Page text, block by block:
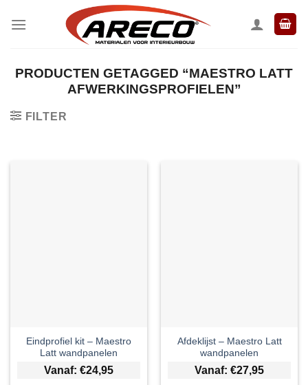
naar
PRODUCTEN GETAGGED “MAESTRO LATT
AFWERKINGSPROFIELEN”
FILTER
Eindprofiel kit – Maestro
Latt wandpanelen
Vanaf: €24,95
Afdeklijst – Maestro Latt
wandpanelen
Vanaf: €27,95